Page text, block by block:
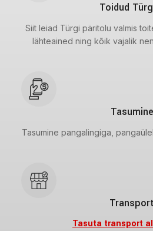
Toidud
Siit leiad Türgi päritolu valmis
lähteained ning kõik vajalik
Tasumine
Tasumine pangalingiga,
Transport
Tasuta transport